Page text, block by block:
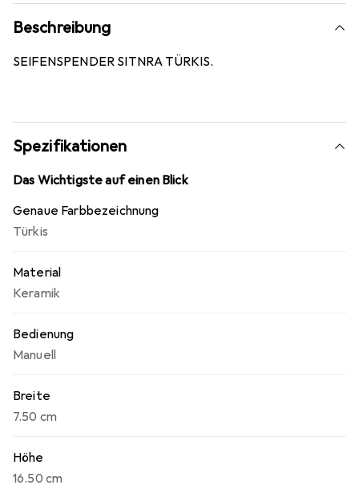
Beschreibung
SEIFENSPENDER SITNRA TÜRKIS.
Spezifikationen
Das Wichtigste auf einen Blick
Genaue Farbbezeichnung
Türkis
Material
Keramik
Bedienung
Manuell
Breite
7.50 cm
Höhe
16.50 cm